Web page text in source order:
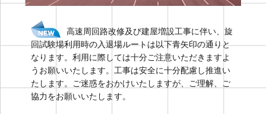
高速周回路改修及び建屋増設工事に伴い、旋
回試験場利用時の入退場ルートは以下青矢印の通りと
なります。利用に際しては十分ご注意いただきますよ
うお願いいたします。工事は安全に十分配慮し推進い
たします。ご迷惑をおかけいたしますが、ご理解、ご
協力をお願いいたします。